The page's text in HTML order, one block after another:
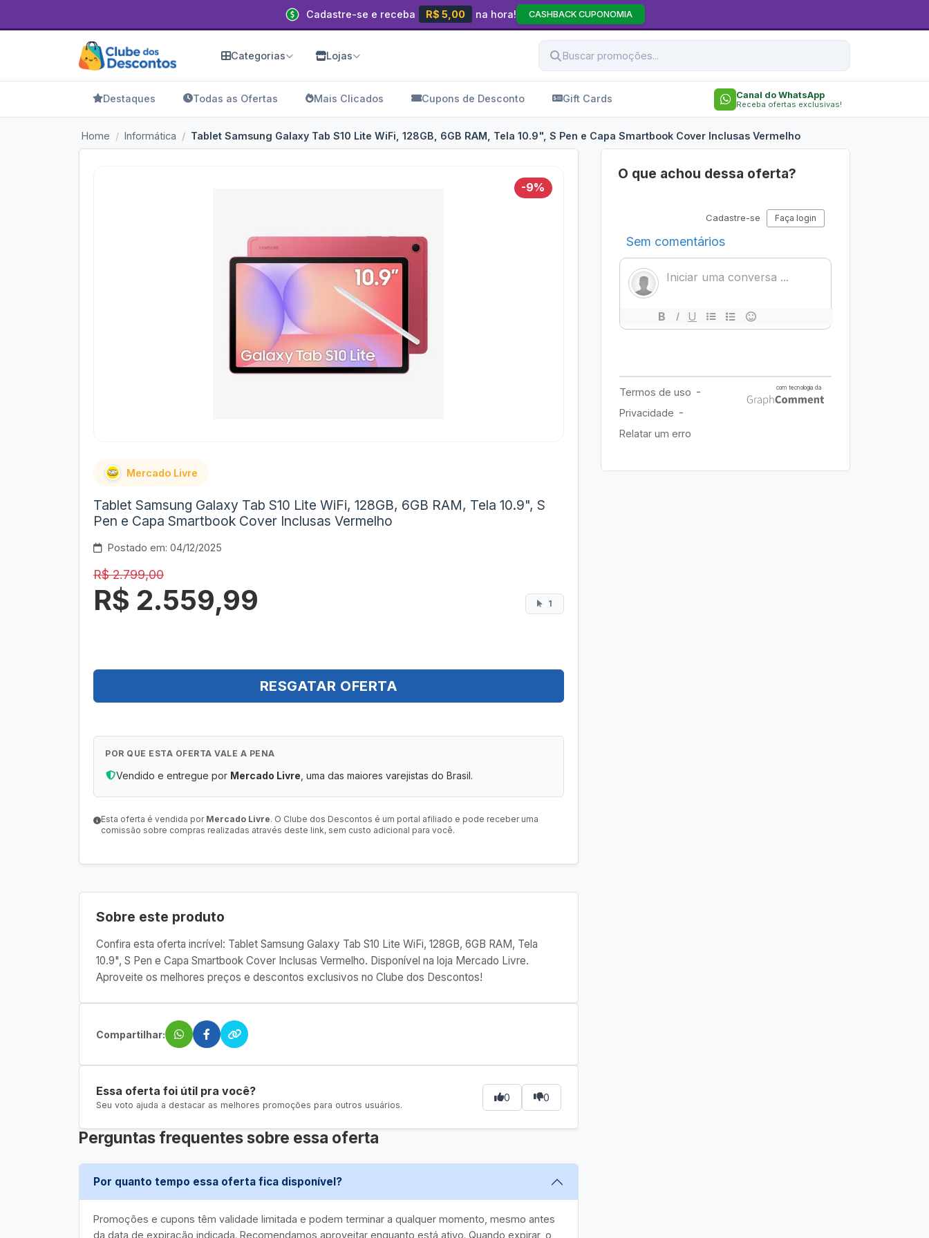
Cadastre-se e receba R$ 5,00 na hora! CASHBACK CUPONOMIA
Categorias Lojas
Destaques Todas as Ofertas Mais Clicados Cupons de Desconto Gift Cards Canal do WhatsApp
Receba ofertas exclusivas!
Home Informática Tablet Samsung Galaxy Tab S10 Lite WiFi, 128GB, 6GB RAM, Tela 10.9", S Pen e Capa Smartbook Cover Inclusas Vermelho
-9%
Mercado Livre
Tablet Samsung Galaxy Tab S10 Lite WiFi, 128GB, 6GB RAM, Tela 10.9", S
Pen e Capa Smartbook Cover Inclusas Vermelho
Postado em: 04/12/2025
R$ 2.799,00
R$ 2.559,99 1
RESGATAR OFERTA
POR QUE ESTA OFERTA VALE A PENA
Vendido e entregue por Mercado Livre , uma das maiores varejistas do Brasil.
Esta oferta é vendida por Mercado Livre. O Clube dos Descontos é um portal afiliado e pode receber uma
comissão sobre compras realizadas através deste link, sem custo adicional para você.
Sobre este produto
Confira esta oferta incrível: Tablet Samsung Galaxy Tab S10 Lite WiFi, 128GB, 6GB RAM, Tela
10.9", S Pen e Capa Smartbook Cover Inclusas Vermelho. Disponível na loja Mercado Livre.
Aproveite os melhores preços e descontos exclusivos no Clube dos Descontos!
Compartilhar:
Essa oferta foi útil pra você?
Seu voto ajuda a destacar as melhores promoções para outros usuários.
0 0
Perguntas frequentes sobre essa oferta
Por quanto tempo essa oferta fica disponível?
Promoções e cupons têm validade limitada e podem terminar a qualquer momento, mesmo antes
da data de expiração indicada. Recomendamos aproveitar enquanto está ativo. Quando expirar, o
O que achou dessa oferta?